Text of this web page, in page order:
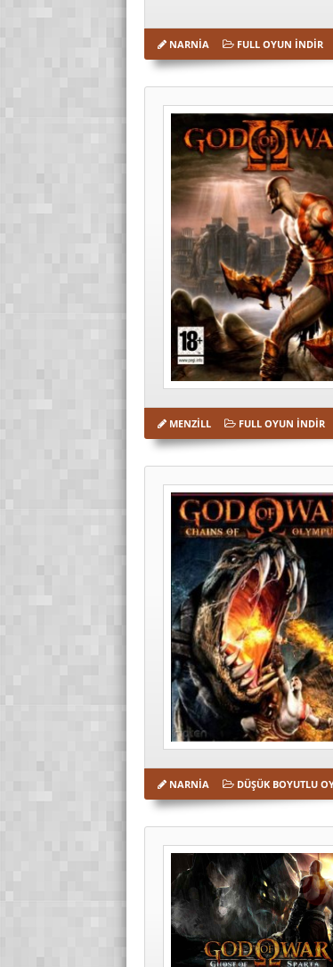
NARNIA FULL OYUN İNDIR
MENZILL FULL OYUN İNDIR
NARNIA DÜŞÜK BOYUTLU